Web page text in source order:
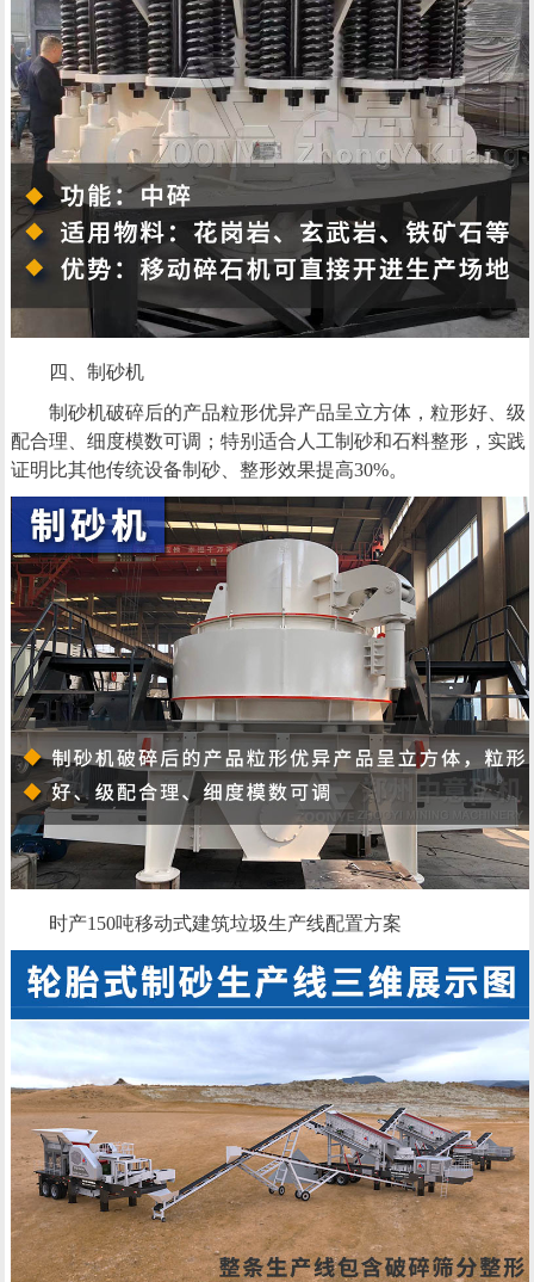
四、制砂机
制砂机破碎后的产品粒形优异产品呈立方体，粒形好、级
配合理、细度模数可调；特别适合人工制砂和石料整形，实践
证明比其他传统设备制砂、整形效果提高30%。
时产150吨移动式建筑垃圾生产线配置方案